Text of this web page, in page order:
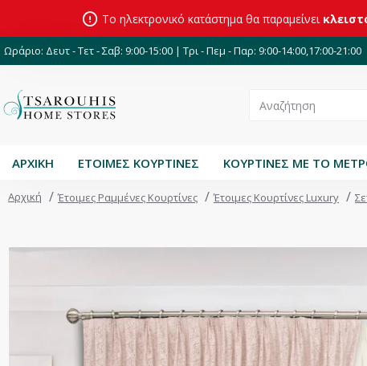
Το ηλεκτρονικό κατάστημα θα παραμείνει
Ωράριο: Δευτ - Τετ - Σαβ: 9:00-15:00 | Τρι - Πεμ - Παρ: 9:00-14:00,17:00-21:00
ΑΡΧΙΚΗ ΕΤΟΙΜΕΣ ΚΟΥΡΤΙΝΕΣ ΚΟΥΡΤΙΝΕΣ ΜΕ ΤΟ
Αρχική Έτοιμες Ραμμένες Κουρτίνες Έτοιμες Κουρτίνες Luxury